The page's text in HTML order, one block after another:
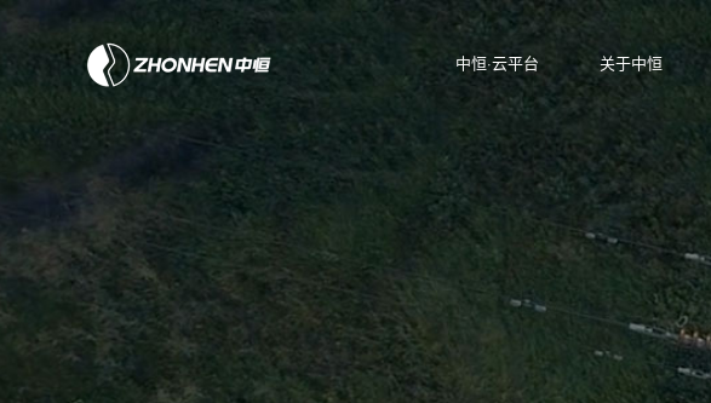
中恒·云平台 关于中恒